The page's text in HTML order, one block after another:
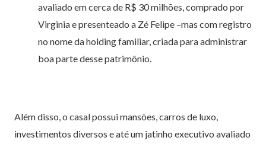
avaliado em cerca de R$ 30 milhões, comprado por
Virginia e presenteado a Zé Felipe –mas com registro
no nome da holding familiar, criada para administrar
boa parte desse patrimônio.
Além disso, o casal possui mansões, carros de luxo,
investimentos diversos e até um jatinho executivo avaliado